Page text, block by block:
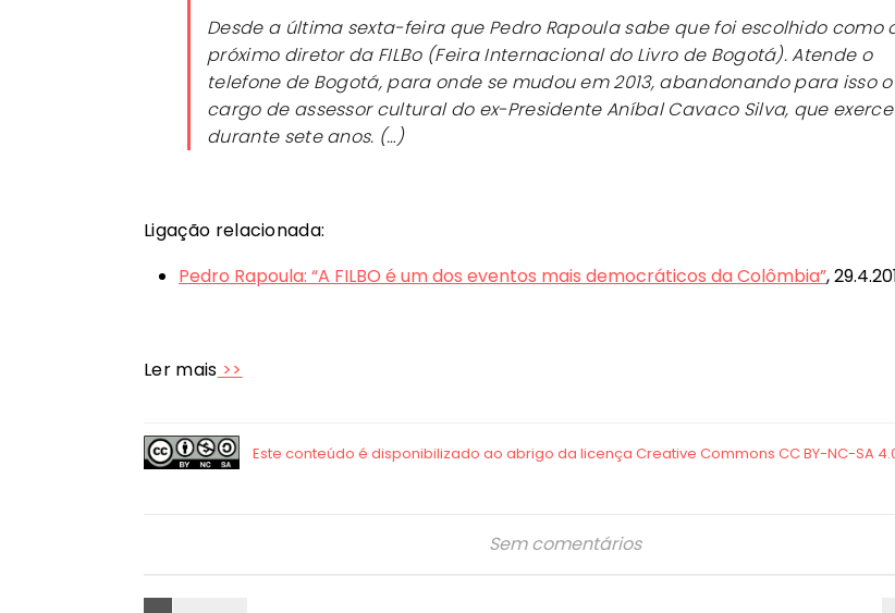
Desde a última sexta-feira que Pedro Rapoula sabe que foi escolhido como
próximo diretor da FILBo (Feira Internacional do Livro de Bogotá). Atende o
telefone de Bogotá, para onde se mudou em 2013, abandonando para isso o
cargo de assessor cultural do ex-Presidente Aníbal Cavaco Silva, que
durante sete anos. (…)
Ligação relacionada:
Pedro Rapoula: “A FILBO é um dos eventos mais democráticos da Colômbia”,
Ler mais >>
Sem comentários